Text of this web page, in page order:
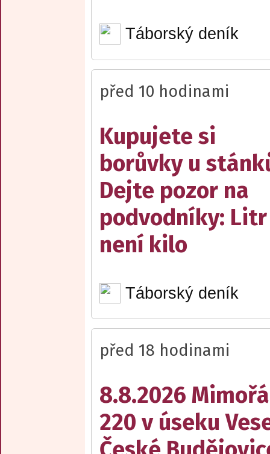
Táborský deník
před 10 hodinami
Kupujete si
borůvky u
Dejte pozor na
podvodníky: Litr
není kilo
Táborský deník
před 18 hodinami
8.8.2026
220 v úseku